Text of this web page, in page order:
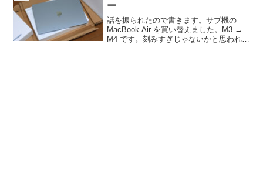
ー
話を振られたので書きます。サブ機の
MacBook Air を買い替えました。M3 →
M4 です。刻みすぎじゃないかと思われる